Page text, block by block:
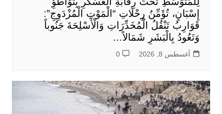
إِسْبَانٍ، تُؤَمِّنُ رِحْلَاتِ “الْمَوْتِ الْمُزْدَوِجِ”:
قَوَارِبُ تَنْقُلُ الْمُخَدِّرَاتِ وَالْأَسْلِحَةَ جَنُوباً
وَتَعُودُ بِالْبَشَرِ شَمَالاً…
أغسطس 8, 2026 0